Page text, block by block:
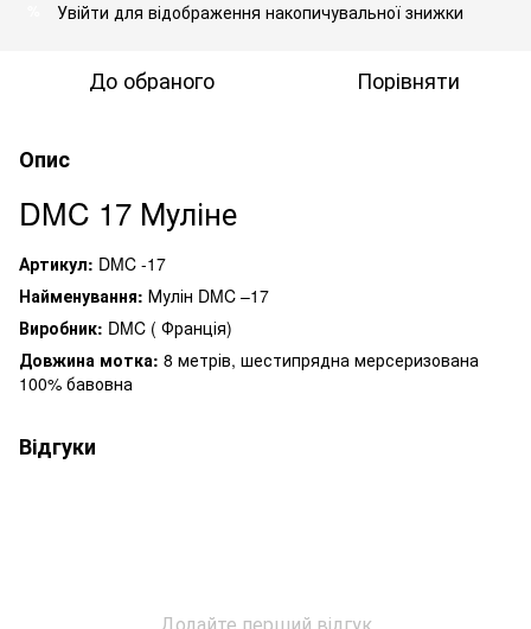
Увійти для відображення накопичувальної знижки
До обраного Порівняти
Опис
DMC 17 Муліне
Артикул: DMC -17
Найменування: Мулін DMC –17
Виробник: DMC ( Франція)
Довжина мотка: 8 метрів, шестипрядна мерсеризована
100% бавовна
Відгуки
Додайте перший відгук